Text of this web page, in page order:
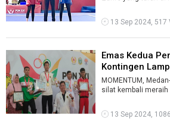
13 Sep 2024, 517
Emas Kedua
Kontingen
Pencapaian ...
MOMENTUM,
silat kembali
Sumat ...
13 Sep 2024,